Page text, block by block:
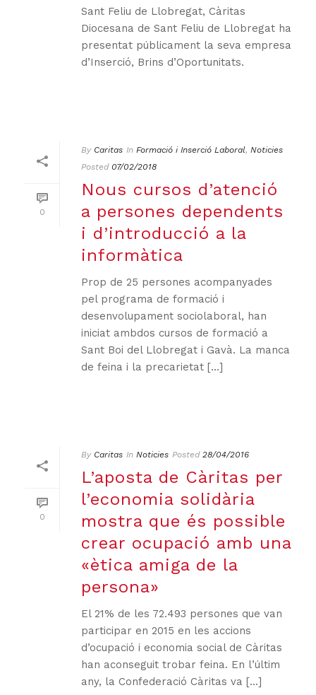
Sant Feliu de Llobregat, Càritas
Diocesana de Sant Feliu de Llobregat ha
presentat públicament la seva empresa
d’Inserció, Brins d’Oportunitats.
0
By Caritas In Formació i Inserció Laboral, Noticies
Posted 07/02/2018
Nous cursos d’atenció
a persones dependents
i d’introducció a la
informàtica
Prop de 25 persones acompanyades
pel programa de formació i
desenvolupament sociolaboral, han
iniciat ambdos cursos de formació a
Sant Boi del Llobregat i Gavà. La manca
de feina i la precarietat [...]
0
By Caritas In Noticies Posted 28/04/2016
L’aposta de Càritas per
l’economia solidària
mostra que és possible
crear ocupació amb una
«ètica amiga de la
persona»
El 21% de les 72.493 persones que van
participar en 2015 en les accions
d’ocupació i economia social de Càritas
han aconseguit trobar feina. En l’últim
any, la Confederació Càritas va [...]